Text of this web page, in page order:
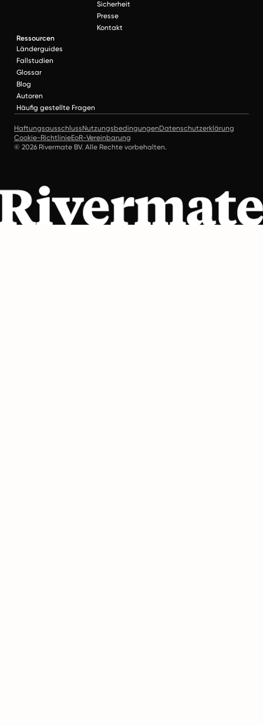
Sicherheit
Presse
Kontakt
Ressourcen
Länderguides
Fallstudien
Glossar
Blog
Autoren
Häufig gestellte Fragen
HaftungsausschlussNutzungsbedingungenDatenschutzerklärung
Cookie-RichtlinieEoR-Vereinbarung
© 2026 Rivermate BV. Alle Rechte vorbehalten.